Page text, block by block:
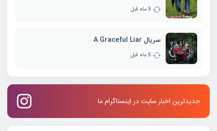
5 ماه قبل
سریال A Graceful Liar
5 ماه قبل
جدیدترین اخبار سایت در اینستاگرام ما